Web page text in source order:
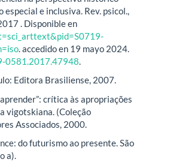
e inclusiva. Rev. psicol.,
. Disponible en
. accedido en 19 mayo 2024.
0581.2017.47948
Editora Brasiliense, 2007.
crítica às apropriações
vigotskiana. (Coleção
Associados, 2000.
do futurismo ao presente. São
a).